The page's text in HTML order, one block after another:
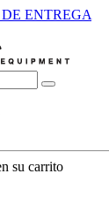
ENTREGA
su carrito